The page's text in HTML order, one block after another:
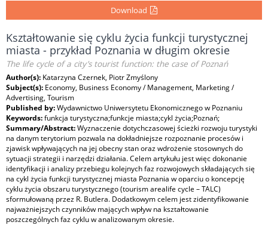
Download
Kształtowanie się cyklu życia funkcji turystycznej
miasta - przykład Poznania w długim okresie
The life cycle of a city’s tourist function: the case of Poznań
Author(s): Katarzyna Czernek, Piotr Zmyślony
Subject(s): Economy, Business Economy / Management, Marketing /
Advertising, Tourism
Published by:Wydawnictwo Uniwersytetu Ekonomicznego w Poznaniu
Keywords:funkcja turystyczna;funkcje miasta;cykl życia;Poznań;
Summary/Abstract:Wyznaczenie dotychczasowej ścieżki rozwoju turystyki
na danym terytorium pozwala na dokładniejsze rozpoznanie procesów i
zjawisk wpływających na jej obecny stan oraz wdrożenie stosownych do
sytuacji strategii i narzędzi działania. Celem artykułu jest więc dokonanie
identyfikacji i analizy przebiegu kolejnych faz rozwojowych składających się
na cykl życia funkcji turystycznej miasta Poznania w oparciu o koncepcję
cyklu życia obszaru turystycznego (tourism arealife cycle – TALC)
sformułowaną przez R. Butlera. Dodatkowym celem jest zidentyfikowanie
najważniejszych czynników mających wpływ na kształtowanie
poszczególnych faz cyklu w analizowanym okresie.